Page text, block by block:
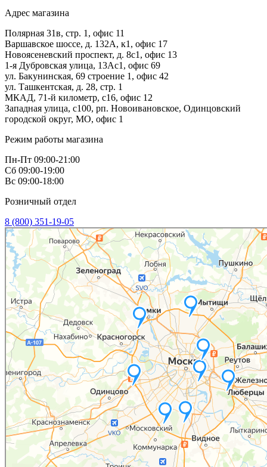
Адрес магазина
Полярная 31в, стр. 1, офис 11
Варшавское шоссе, д. 132А, к1, офис 17
Новоясеневский проспект, д. 8с1, офис 13
1-я Дубровская улица, 13Ас1, офис 69
ул. Бакунинская, 69 строение 1, офис 42
ул. Ташкентская, д. 28, стр. 1
МКАД, 71-й километр, с16, офис 12
Западная улица, с100, рп. Новоивановское, Одинцовский
городской округ, МО, офис 1
Режим работы магазина
Пн-Пт 09:00-21:00
Сб 09:00-19:00
Вс 09:00-18:00
Розничный отдел
8 (800) 351-19-05